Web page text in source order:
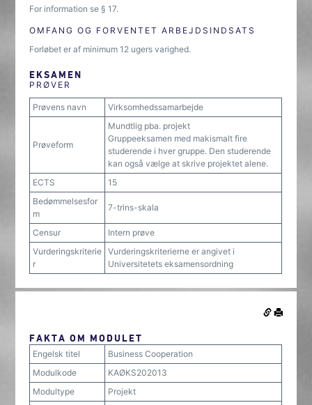
For information se § 17.
OMFANG OG FORVENTET ARBEJDSINDSATS
Forløbet er af minimum 12 ugers varighed.
EKSAMEN
PRØVER
Prøvens navn Virksomhedssamarbejde
Prøveform
Mundtlig pba. projekt
Gruppeeksamen med makismalt fire
studerende i hver gruppe. Den studerende
kan også vælge at skrive projektet alene.
ECTS
15
Bedømmelsesfor
m
7-trins-skala
Censur
Intern prøve
Vurderingskriterie
r
Vurderingskriterierne er angivet i
Universitetets eksamensordning
FAKTA OM MODULET
Engelsk titel
Business Cooperation
Modulkode
KAØKS202013
Modultype
Projekt